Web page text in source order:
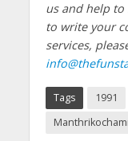
us and help
to write your
services,
Tags 1991